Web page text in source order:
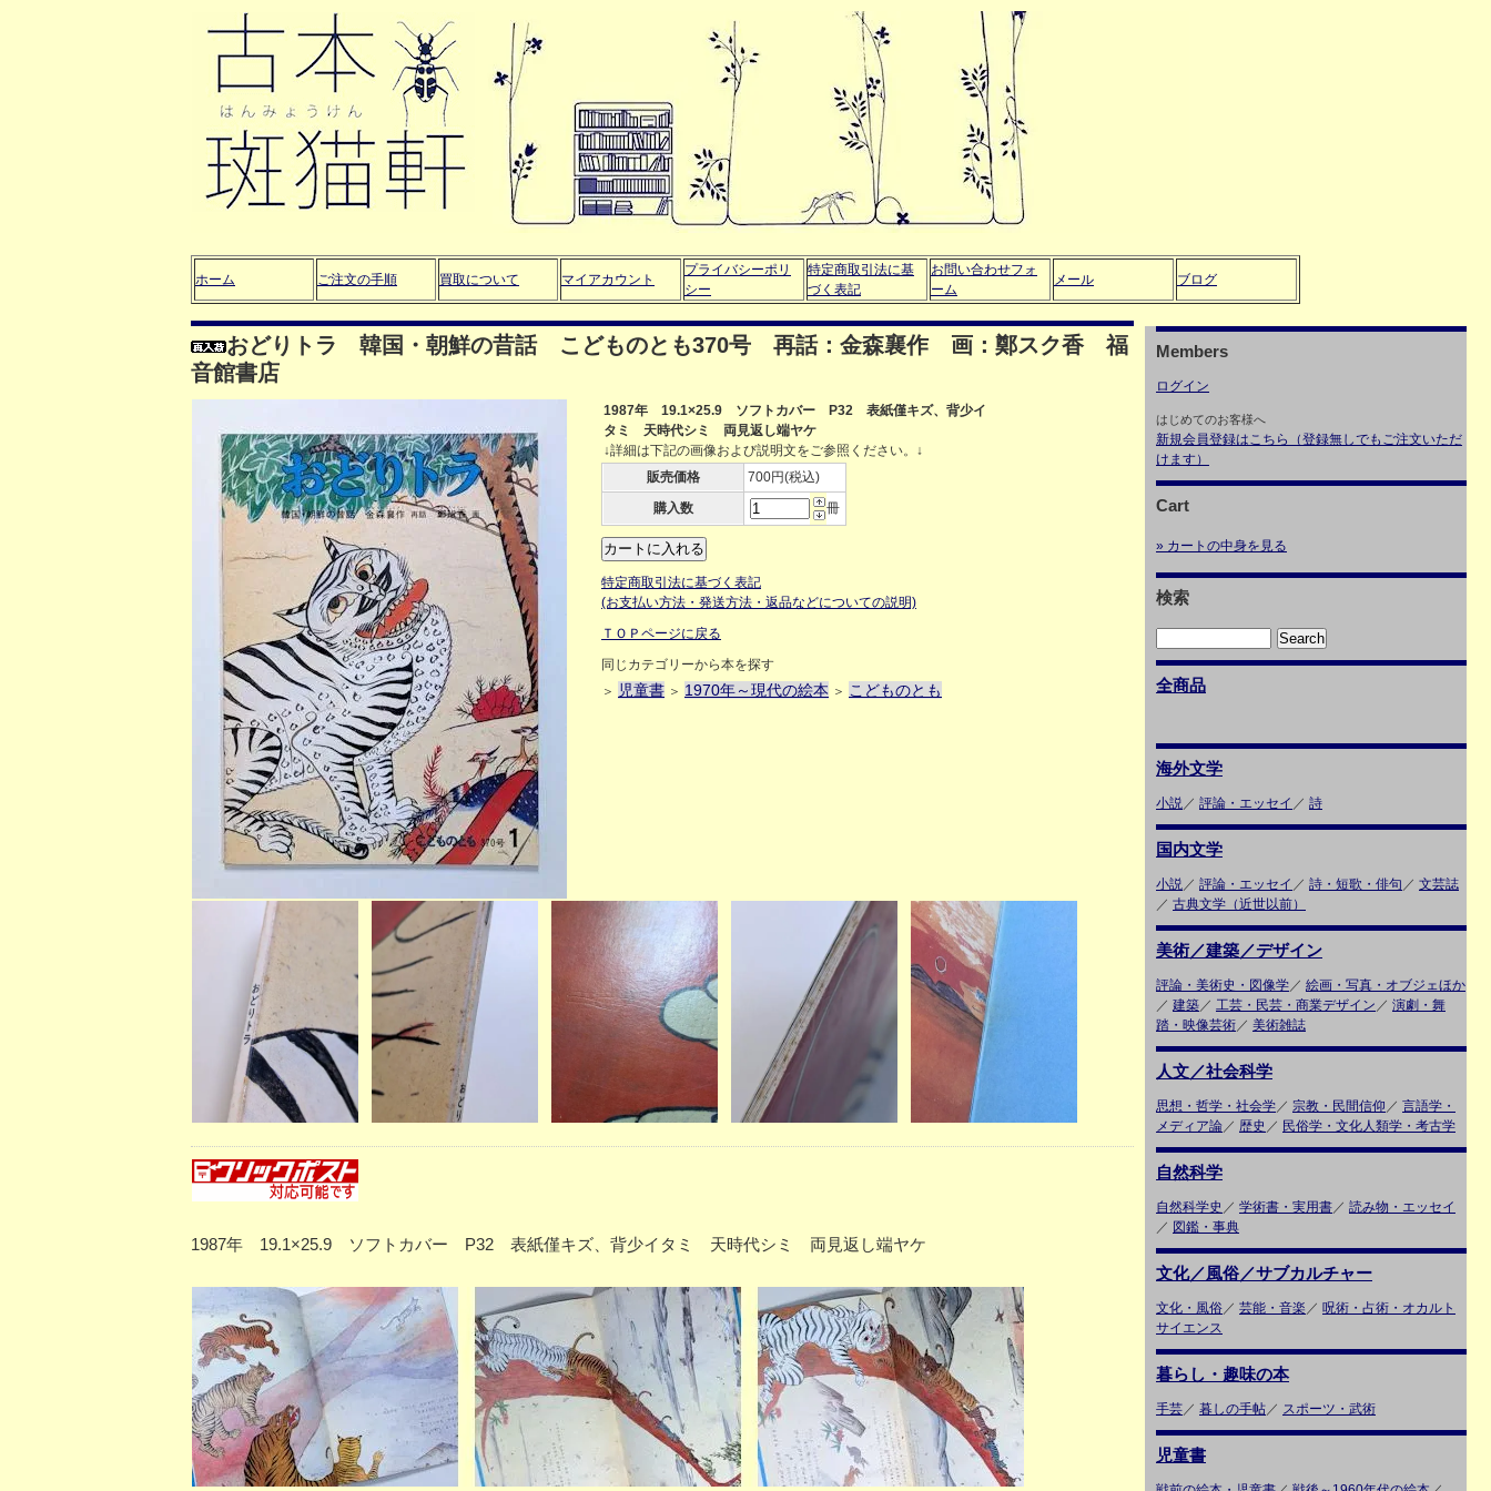
ホーム ご注文の手順 買取について マイアカウント
プライバシーポリ
シー
特定商取引法に基
づく表記
お問い合わせフォ
ーム
メール ブログ
おどりトラ 韓国・朝鮮の昔話 こどものとも370号 再話：金森襄作 画：鄭スク香 福
音館書店
1987年 19.1×25.9 ソフトカバー P32 表紙僅キズ、背少イ
タミ 天時代シミ 両見返し端ヤケ
↓詳細は下記の画像および説明文をご参照ください。↓
販売価格
700円(税込)
購入数
冊
特定商取引法に基づく表記
(お支払い方法・発送方法・返品などについての説明)
ＴＯＰページに戻る
同じカテゴリーから本を探す
＞ 児童書 ＞ 1970年～現代の絵本 ＞ こどものとも
1987年 19.1×25.9 ソフトカバー P32 表紙僅キズ、背少イタミ 天時代シミ 両見返し端ヤケ
Members
ログイン
はじめてのお客様へ
新規会員登録はこちら（登録無しでもご注文いただ
けます）
Cart
» カートの中身を見る
検索
全商品
海外文学
小説／ 評論・エッセイ ／ 詩
国内文学
小説／ 評論・エッセイ ／ 詩・短歌・俳句 ／ 文芸誌
／ 古典文学（近世以前）
美術／建築／デザイン
評論・美術史・図像学／ 絵画・写真・オブジェほか
／ 建築／ 工芸・民芸・商業デザイン ／ 演劇・舞
踏・映像芸術／ 美術雑誌
人文／社会科学
思想・哲学・社会学／ 宗教・民間信仰 ／ 言語学・
メディア論／ 歴史 ／ 民俗学・文化人類学・考古学
自然科学
自然科学史 ／ 学術書・実用書／ 読み物・エッセイ
／ 図鑑・事典
文化／風俗／サブカルチャー
文化・風俗／ 芸能・音楽 ／ 呪術・占術・オカルト
サイエンス
暮らし・趣味の本
手芸／ 暮しの手帖／ スポーツ・武術
児童書